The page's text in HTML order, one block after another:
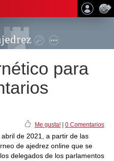
para
Me gusta! 0 Comentarios
de 2021, a partir de las
de ajedrez online que se
delegados de los parlamentos